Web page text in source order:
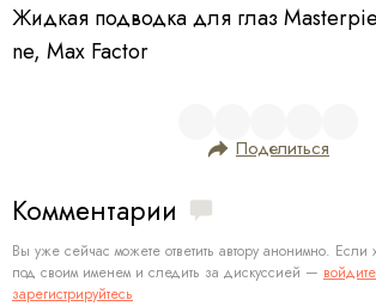
Жидкая подводка для глаз
ne, Max Factor
Поделиться
Комментарии
Вы уже сейчас можете ответить автору анонимно. Если
под своим именем и следить за дискуссией — войдите
зарегистрируйтесь